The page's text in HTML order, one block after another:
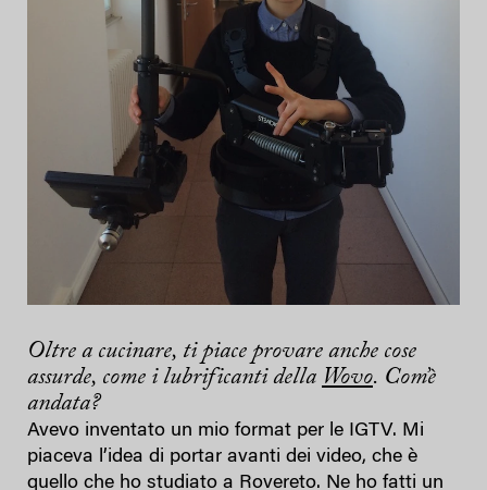
Oltre a cucinare, ti piace provare anche cose
assurde, come i lubrificanti della Wovo. Com’è
andata?
Avevo inventato un mio format per le IGTV. Mi
piaceva l’idea di portar avanti dei video, che è
quello che ho studiato a Rovereto. Ne ho fatti un